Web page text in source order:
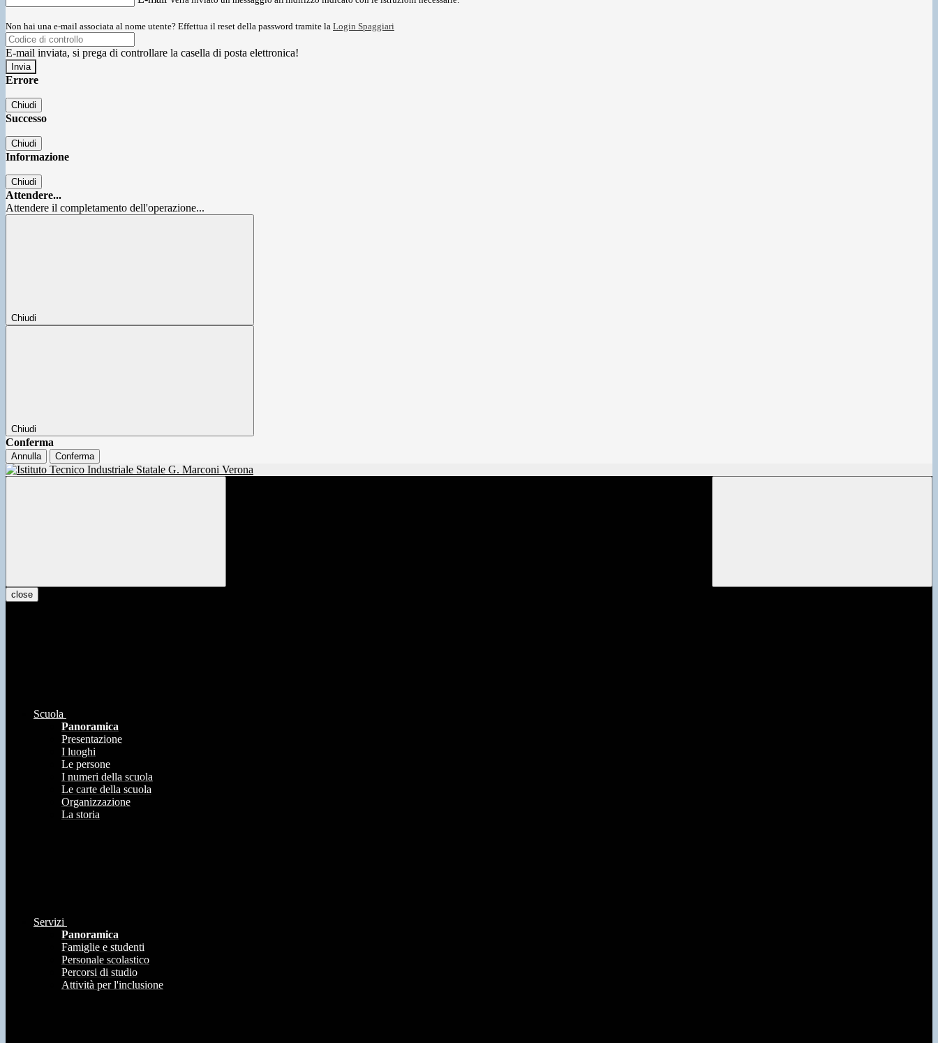
Non hai una e-mail associata al nome utente? Effettua il reset della password tramite la Login Spaggiari
E-mail inviata, si prega di controllare la casella di posta elettronica!
Errore
Chiudi
Successo
Chiudi
Informazione
Chiudi
Attendere...
Attendere il completamento dell'operazione...
Chiudi
Chiudi
Conferma
Annulla Conferma
close
Scuola
Panoramica
Presentazione
I luoghi
Le persone
I numeri della scuola
Le carte della scuola
Organizzazione
La storia
Servizi
Panoramica
Famiglie e studenti
Personale scolastico
Percorsi di studio
Attività per l'inclusione